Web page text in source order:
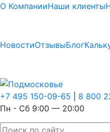
О КомпанииНаши клиенты
НовостиОтзывыБлог
+7 495 150-09-65
8 800
Пн - Сб 9:00 — 20:00